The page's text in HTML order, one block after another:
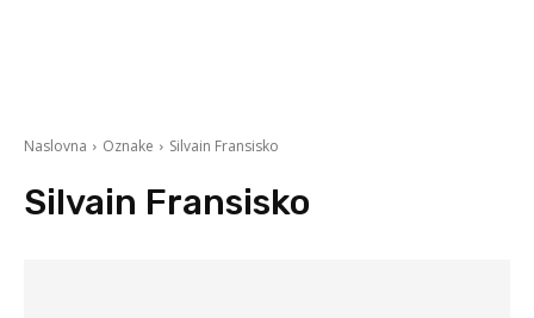
Naslovna Oznake Silvain Fransisko
Silvain Fransisko